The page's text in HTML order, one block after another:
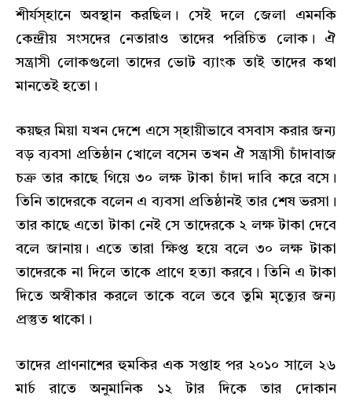
শীর্যস্হানে অবস্থান করছিল। সেই দলে জেলা এমনকি
কেন্দ্রীয় সংসদের নেতারাও তাদের পরিচিত লোক। ঐ
সন্ত্রাসী লোকগুলো তাদের ভোট ব্যাংক তাই তাদের কথা
মানতেই হতো।
কয়ছর মিয়া যখন দেশে এসে স্হায়ীভাবে বসবাস করার জন্য
বড় ব্যবসা প্রতিষ্ঠান খোলে বসেন তখন ঐ সন্ত্রাসী চাঁদাবাজ
চক্র তার কাছে গিয়ে ৩০ লক্ষ টাকা চাঁদা দাবি করে বসে।
তিনি তাদেরকে বলেন এ ব্যবসা প্রতিষ্ঠানই তার শেষ ভরসা।
তার কাছে এতো টাকা নেই সে তাদেরকে ২ লক্ষ টাকা দেবে
বলে জানায়। এতে তারা ক্ষিপ্ত হয়ে বলে ৩০ লক্ষ টাকা
তাদেরকে না দিলে তাকে প্রাণে হত্যা করবে। তিনি এ টাকা
দিতে অস্বীকার করলে তাকে বলে তবে তুমি মৃত্যুের জন্য
প্রস্তুত থাকো।
তাদের প্রাণনাশের হুমকির এক সপ্তাহ পর ২০১০ সালে ২৬
মার্চ রাতে অনুমানিক ১২ টার দিকে তার দোকান